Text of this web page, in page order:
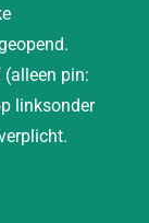
pin:
linksonder